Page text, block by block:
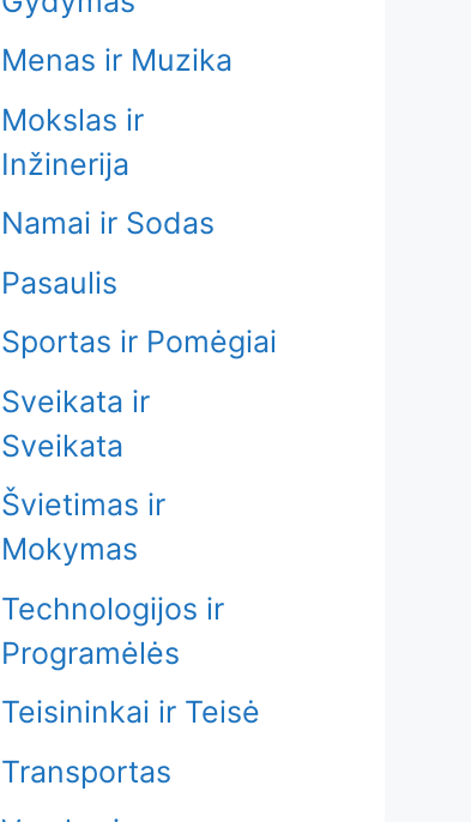
Menas ir Muzika
Mokslas ir
Inžinerija
Namai ir Sodas
Pasaulis
Sportas ir Pomėgiai
Sveikata ir
Sveikata
Švietimas ir
Mokymas
Technologijos ir
Programėlės
Teisininkai ir Teisė
Transportas